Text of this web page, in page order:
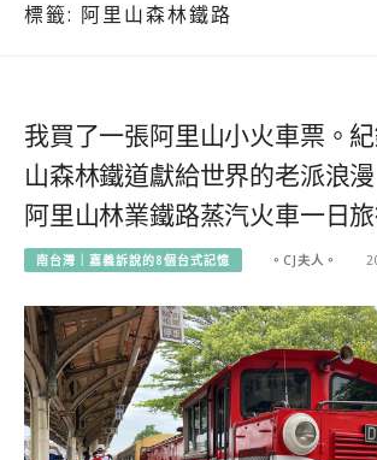
標籤: 阿里山森林鐵路
我買了一張阿里山小火車票。
山森林鐵道獻給世界的老派浪
阿里山林業鐵路蒸汽火車一日
南台灣｜嘉義訴說的8個台式記憶 。CJ夫人。